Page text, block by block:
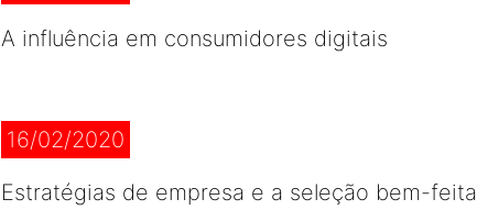
A influência em consumidores digitais
16/02/2020
Estratégias de empresa e a seleção bem-feita